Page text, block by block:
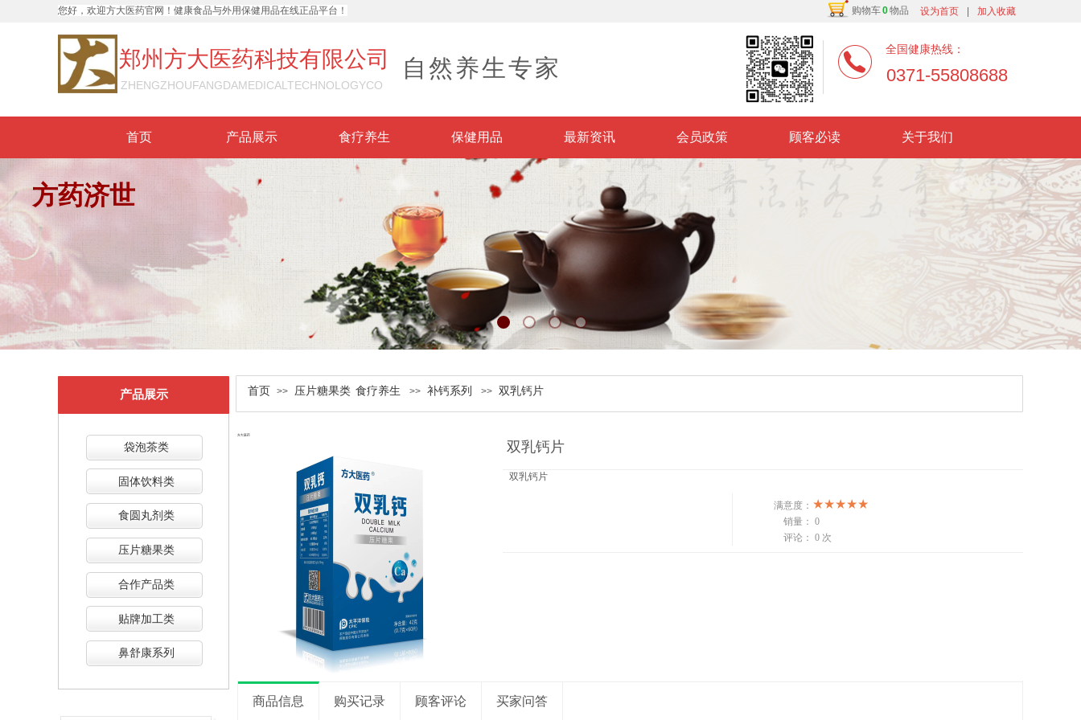
设为首页 加入收藏
您好，欢迎方大医药官网！健康食品与外用保健用品在线正品平台 ！ 购物车0物品
0371-55808688
自然养生专家
ZHENGZHOUFANGDAMEDICALTECHNOLOGYCO
全国健康热线：
郑州方大医药科技有限公司
首页 产品展示 食疗养生 保健用品 最新资讯 会员政策 顾客必读 关于我们
方药济世
大医行道
方大医药
双击此处添加文字
产品展示 首页 >> 压片糖果类 食疗养生 >> 补钙系列 >> 双乳钙片
袋泡茶类
固体饮料类
食圆丸剂类
压片糖果类
合作产品类
贴牌加工类
鼻舒康系列
双乳钙片
双乳钙片
满意度：
销量： 0
评论： 0 次
商品信息 购买记录 顾客评论 买家问答